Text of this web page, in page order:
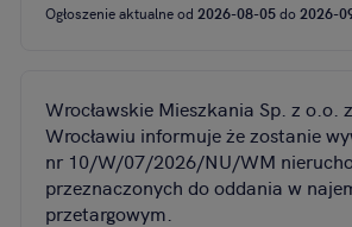
Ogłoszenie aktualne od 2026-08-05do 2026-
Wrocławskie Mieszkania Sp. z o.o.
Wrocławiu informuje że zostanie
nr 10/W/07/2026/NU/WM
przeznaczonych do oddania w
przetargowym.